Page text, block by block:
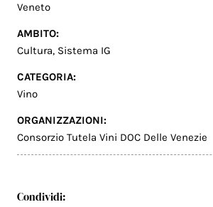
Veneto
AMBITO:
Cultura, Sistema IG
CATEGORIA:
Vino
ORGANIZZAZIONI:
Consorzio Tutela Vini DOC Delle Venezie
Condividi: